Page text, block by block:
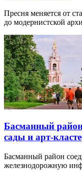
Пресня меняется от
до модернистской
Басманный
сады и арт-
Басманный район
железнодорожную